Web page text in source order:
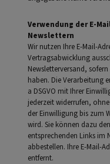
Verwendung der E-
Newslettern
Wir nutzen Ihre E-Mail-
Vertragsabwicklung
Newsletterversand,
haben. Die Verarbeitung
a DSGVO mit Ihrer
jederzeit widerrufen,
der Einwilligung bis zum
wird. Sie können dazu
entsprechenden Links im
abbestellen. Ihre E-Mail-
entfernt.